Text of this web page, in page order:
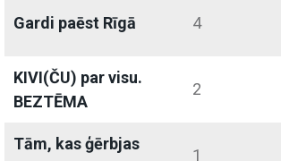
Gardi paēst Rīgā 4
KIVI(ČU) par visu.
BEZTĒMA
2
Tām, kas ģērbjas
1